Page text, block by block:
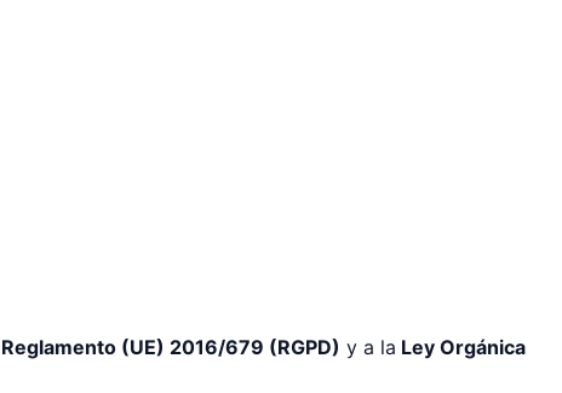
Reglamento (UE) 2016/679 (RGPD) y a la Ley Orgánica